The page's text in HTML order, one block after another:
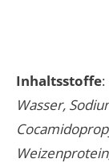
Inhaltsstoffe:
Wasser,